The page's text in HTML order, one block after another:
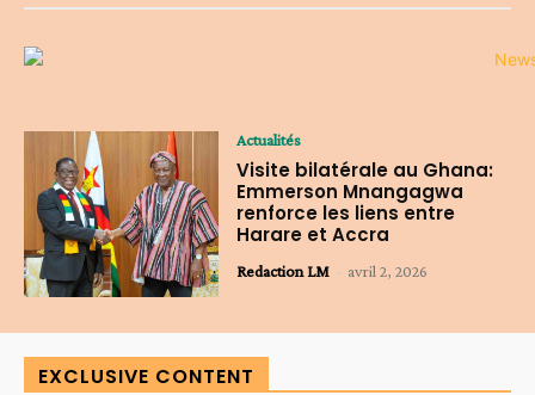
Actualités
Visite bilatérale au Ghana:
Emmerson Mnangagwa
renforce les liens entre
Harare et Accra
Redaction LM - avril 2, 2026
EXCLUSIVE CONTENT